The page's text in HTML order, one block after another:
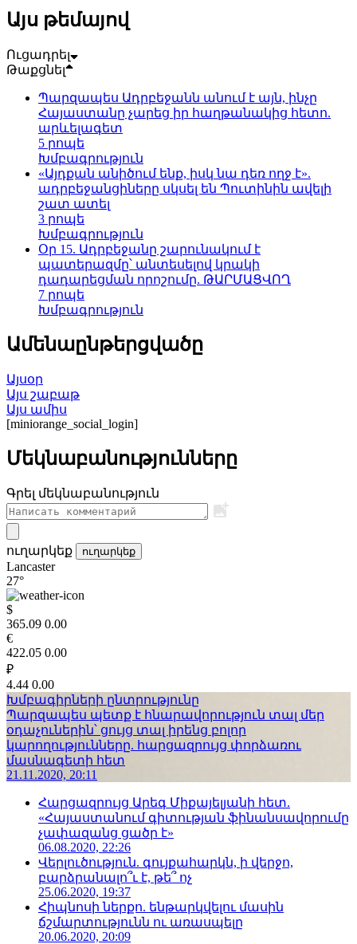
Այս թեմայով
Ուցադրել
Թաքցնել
Պարզապես Ադրբեջանն անում է այն, ինչը
Հայաստանը չարեց իր հաղթանակից հետո.
արևելագետ
5 րոպե
Խմբագրություն
«Այդքան անիծում ենք, իսկ նա դեռ ողջ է».
ադրբեջանցիները սկսել են Պուտինին ավելի
շատ ատել
3 րոպե
Խմբագրություն
Օր 15. Ադրբեջանը շարունակում է
պատերազմը՝ անտեսելով կրակի
դադարեցման որոշումը. ԹԱՐՄԱՑՎՈՂ
7 րոպե
Խմբագրություն
Ամենաընթերցվածը
Այսօր
Այս շաբաթ
Այս ամիս
[miniorange_social_login]
Մեկնաբանությունները
Գրել մեկնաբանություն
ուղարկեք ուղարկեք
Lancaster
27°
$
365.09 0.00
€
422.05 0.00
₽
4.44 0.00
Խմբագիրների ընտրությունը
Պարզապես պետք է հնարավորություն տալ մեր
օդաչուներին՝ ցույց տալ իրենց բոլոր
կարողությունները. հարցազրույց փորձառու
մասնագետի հետ
21.11.2020, 20:11
Հարցազրույց Արեգ Միքայելյանի հետ.
«Հայաստանում գիտության ֆինանսավորումը
չափազանց ցածր է»
06.08.2020, 22:26
Վերլուծություն. գույքահարկն, ի վերջո,
բարձրանալո՞ւ է, թե՞ ոչ
25.06.2020, 19:37
Հիպնոսի ներքո. ենթարկվելու մասին
ճշմարտությունն ու առասպելը
20.06.2020, 20:09